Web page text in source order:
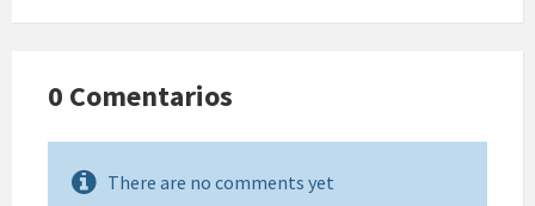
0 Comentarios
There are no comments yet